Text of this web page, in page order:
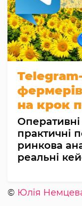
на крок
практичні
ринкова
реальні
© Юлія